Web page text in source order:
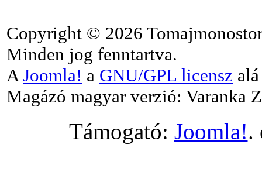
Copyright © 2026
Minden jog fenntartva.
A Joomla! a GNU/GPL licensz
Magázó magyar verzió: Varanka
Támogató: Joomla!.